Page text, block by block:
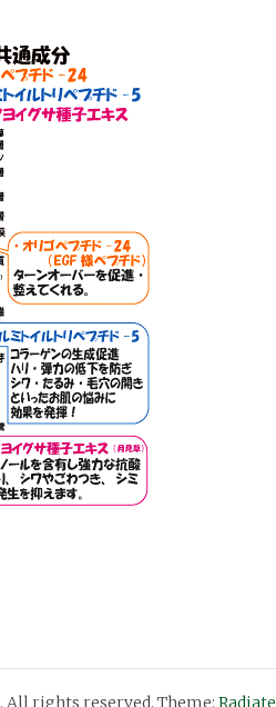
. All rights reserved. Theme: Radiate